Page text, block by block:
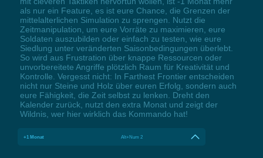
als nur ein Feature, es ist eure Chance, die Grenzen der
mittelalterlichen Simulation zu sprengen. Nutzt die
Zeitmanipulation, um eure Vorräte zu maximieren, eure
Soldaten auszubilden oder einfach zu testen, wie eure
Siedlung unter veränderten Saisonbedingungen überlebt.
So wird aus Frustration über knappe Ressourcen oder
unvorbereitete Angriffe plötzlich Raum für Kreativität und
Kontrolle. Vergesst nicht: In Farthest Frontier entscheiden
nicht nur Steine und Holz über euren Erfolg, sondern auch
eure Fähigkeit, die Zeit selbst zu lenken. Dreht den
Kalender zurück, nutzt den extra Monat und zeigt der
Wildnis, wer hier wirklich das Kommando hat!
+1 Monat Alt+Num 2